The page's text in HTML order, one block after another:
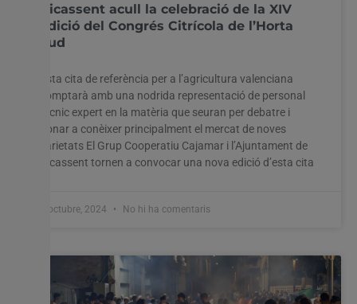
Picassent acull la celebració de la XIV
edició del Congrés Citrícola de l’Horta
Sud
Esta cita de referència per a l’agricultura valenciana
comptarà amb una nodrida representació de personal
tècnic expert en la matèria que seuran per debatre i
donar a conèixer principalment el mercat de noves
varietats El Grup Cooperatiu Cajamar i l’Ajuntament de
Picassent tornen a convocar una nova edició d’esta cita
8 octubre, 2024 No hi ha comentaris
Utilitzem cookies al nostre lloc web per oferir-vos
l'experiència més rellevant recordant les vostres preferències
i visites repetides. En fer clic a "Acceptar-ho tot", accepteu
l'ús de TOTES les cookies. Tanmateix, podeu visitar
"Configuració de les galetes" per proporcionar un
consentiment controlat.